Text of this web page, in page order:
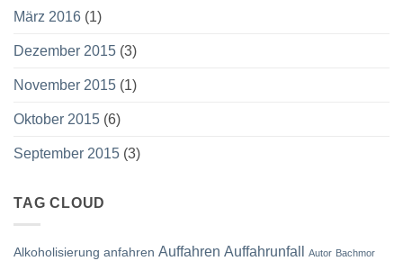
März 2016 (1)
Dezember 2015 (3)
November 2015 (1)
Oktober 2015 (6)
September 2015 (3)
TAG CLOUD
Alkoholisierung anfahren Auffahren Auffahrunfall Autor Bachmor